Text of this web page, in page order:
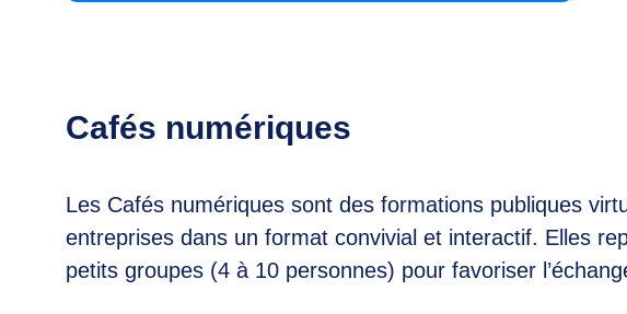
Cafés numériques
Les Cafés numériques sont des formations publiques
entreprises dans un format convivial et interactif. Elles
petits groupes (4 à 10 personnes) pour favoriser